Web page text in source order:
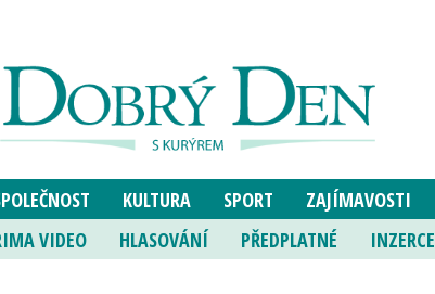
KULTURA SPORT ZAJÍMAVOSTI
VIDEO HLASOVÁNÍ PŘEDPLATNÉ INZERCE